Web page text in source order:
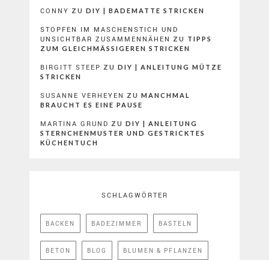
CONNY ZU DIY | BADEMATTE STRICKEN
STOPFEN IM MASCHENSTICH UND
UNSICHTBAR ZUSAMMENNÄHEN
ZU TIPPS
ZUM GLEICHMÄSSIGEREN STRICKEN
BIRGITT STEEP ZU DIY | ANLEITUNG MÜTZE
STRICKEN
SUSANNE VERHEYEN ZU MANCHMAL
BRAUCHT ES EINE PAUSE
MARTINA GRUND ZU DIY | ANLEITUNG
STERNCHENMUSTER UND GESTRICKTES
KÜCHENTUCH
SCHLAGWÖRTER
BACKEN BADEZIMMER BASTELN
BETON BLOG BLUMEN & PFLANZEN